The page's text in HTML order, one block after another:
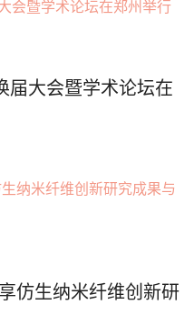
届大会暨学术论坛在
仿生纳米纤维创新研